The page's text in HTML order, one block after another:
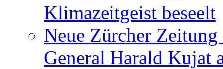
Klimazeitgeist beseelt
Neue Zürcher
General Harald Kujat